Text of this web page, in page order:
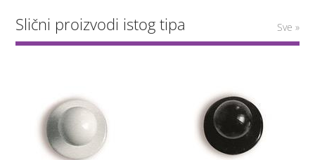
Slični proizvodi istog tipa Sve »